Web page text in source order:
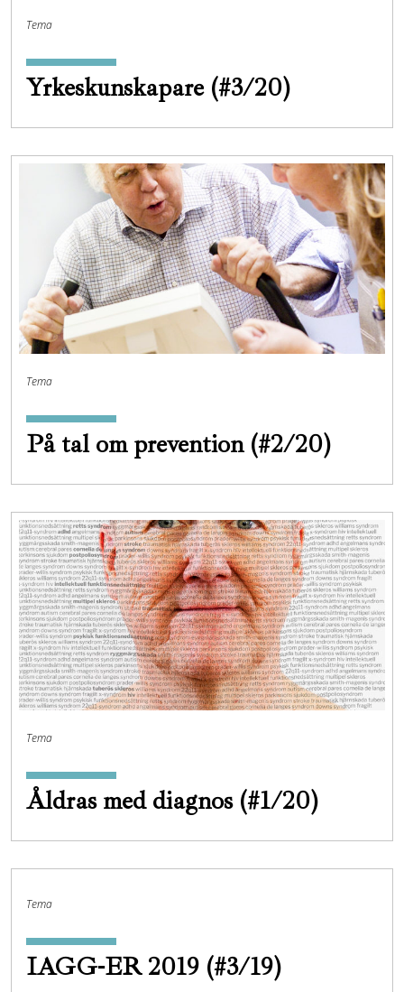
Tema
Yrkeskunskapare (#3/20)
Tema
På tal om prevention (#2/20)
Tema
Åldras med diagnos (#1/20)
Tema
IAGG-ER 2019 (#3/19)